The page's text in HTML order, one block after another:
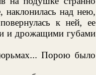
над нею,
к ней, ее
и дрожащими губами
Порою было